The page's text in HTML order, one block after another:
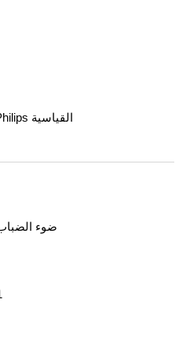
مصابيح Philips القياسية
ضوء